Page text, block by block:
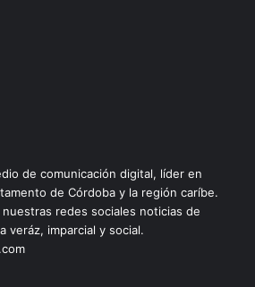
de comunicación digital, líder en
de Córdoba y la región caríbe.
redes sociales noticias de
veráz, imparcial y social.